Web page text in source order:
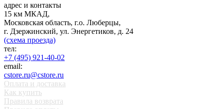
адрес и контакты
15 км МКАД,
Московская область, г.о. Люберцы,
г. Дзержинский, ул. Энергетиков, д. 24
(схема проезда)
тел:
+7 (495) 921-40-02
email:
cstore.ru@cstore.ru
Оплата и доставка
Как купить
Правила возврата